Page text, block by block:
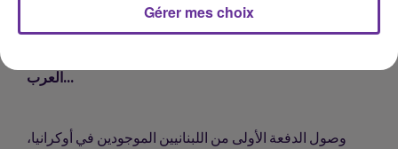
وزير الداخلية والجماعات المحلية والتهيئة العمرانية في
الجزائر يقوم بزيارة رسمية إلى تونس، من أجل المشاركة في
العرب...
وصول الدفعة الأولى من اللبنانيين الموجودين في أوكرانيا،
Gérer mes choix